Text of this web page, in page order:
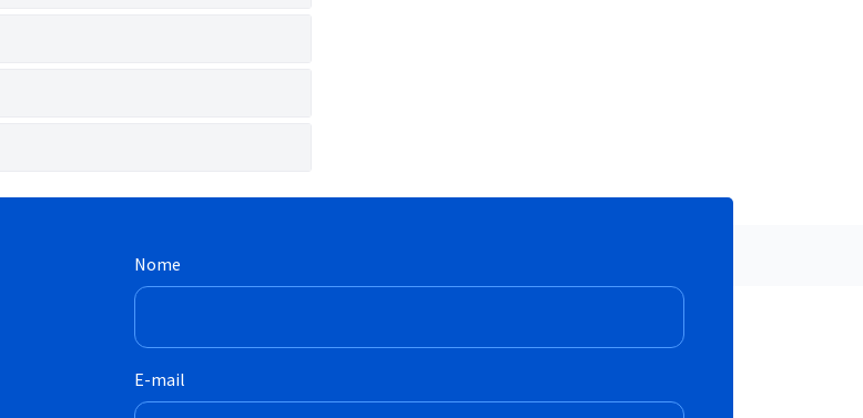
Nome
E-mail